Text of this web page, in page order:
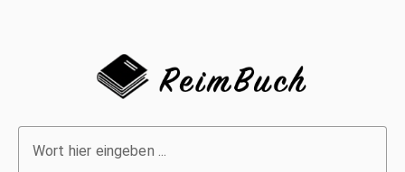
Wort hier eingeben ...